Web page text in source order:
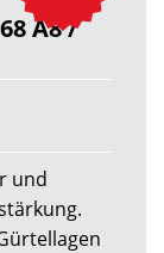
A8 /
und